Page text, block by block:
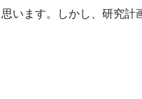
います。しかし、研究計